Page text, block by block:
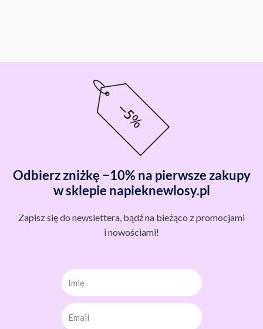
Odbierz zniżkę −10% na pierwsze zakupy
w sklepie napieknewlosy.pl
Zapisz się do newslettera, bądź na bieżąco z promocjami
i nowościami!
Imię